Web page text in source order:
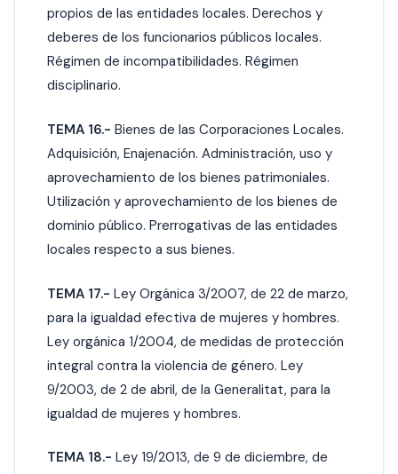
propios de las entidades locales. Derechos y
deberes de los funcionarios públicos locales.
Régimen de incompatibilidades. Régimen
disciplinario.
TEMA 16.- Bienes de las Corporaciones Locales.
Adquisición, Enajenación. Administración, uso y
aprovechamiento de los bienes patrimoniales.
Utilización y aprovechamiento de los bienes de
dominio público. Prerrogativas de las entidades
locales respecto a sus bienes.
TEMA 17.- Ley Orgánica 3/2007, de 22 de marzo,
para la igualdad efectiva de mujeres y hombres.
Ley orgánica 1/2004, de medidas de protección
integral contra la violencia de género. Ley
9/2003, de 2 de abril, de la Generalitat, para la
igualdad de mujeres y hombres.
TEMA 18.- Ley 19/2013, de 9 de diciembre, de